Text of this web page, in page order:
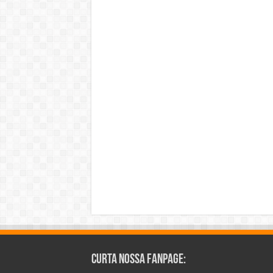
Curta Nossa Fanpage: